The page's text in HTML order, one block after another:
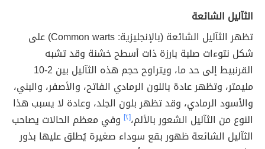
الثآليل الشائعة
تظهر الثآليل الشائعة (بالإنجليزية: Common warts) على
شكل نتوءات صلبة بارزة ذات أسطح خشنة وقد تشبه
القرنبيط إلى حد ما، ويتراوح حجم هذه الثآليل بين 2-10
مليمتر، وتظهر عادة باللون الرمادي الفاتح، والأصفر، والبني،
والأسود الرمادي، وقد تظهر بلون الجلد، وعادة لا يسبب هذا
النوع من الثآليل الشعور بالألم،[٢]
وفي معظم الحالات يصاحب
الثآليل الشائعة ظهور بقع سوداء صغيرة يُطلق عليها بذور